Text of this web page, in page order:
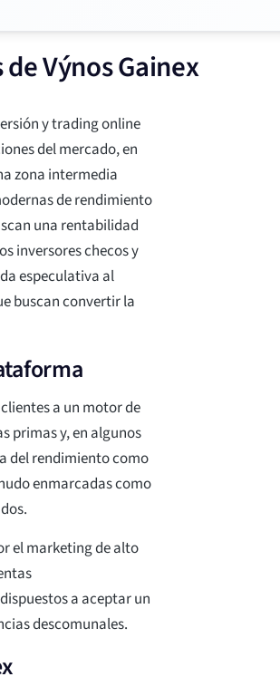
Výnos Gainex
y trading online
del mercado, en
zona intermedia
de rendimiento
una rentabilidad
inversores checos y
especulativa al
buscan convertir la
a un motor de
primas y, en algunos
del rendimiento como
enmarcadas como
el marketing de alto
a aceptar un
descomunales.